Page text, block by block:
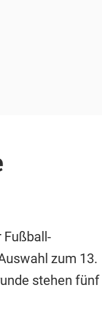
zum 13.
stehen fünf